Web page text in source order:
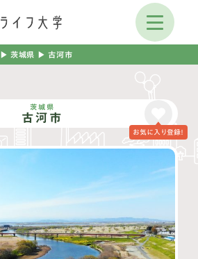
▶︎茨城県 ▶︎古河市
茨城県
古河市
お気に入り登録！